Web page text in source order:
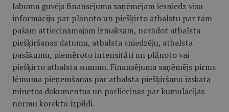
labuma guvējs finansējuma saņēmējam iesniedz visu
informāciju par plānoto un piešķirto atbalstu par tām
pašām attiecināmajām izmaksām, norādot atbalsta
piešķiršanas datumu, atbalsta sniedzēju, atbalsta
pasākumu, piemēroto intensitāti un plānoto vai
piešķirto atbalsta summu. Finansējuma saņēmējs pirms
lēmuma pieņemšanas par atbalsta piešķiršanu izskata
minētos dokumentus un pārliecinās par kumulācijas
normu korektu izpildi.